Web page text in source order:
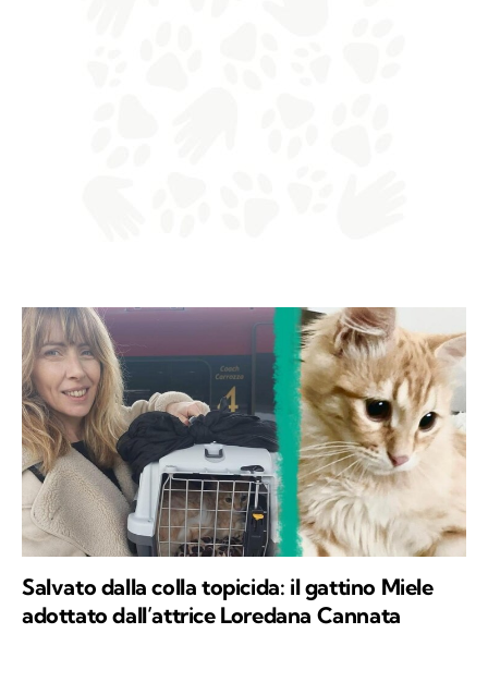
Salvato dalla colla topicida: il gattino Miele
adottato dall’attrice Loredana Cannata